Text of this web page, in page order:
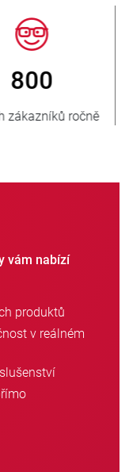
500 000
jednotek
vám nabízí
produktů
v reálném